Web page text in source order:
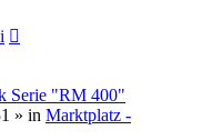
Serie "RM 400"
» in Marktplatz -